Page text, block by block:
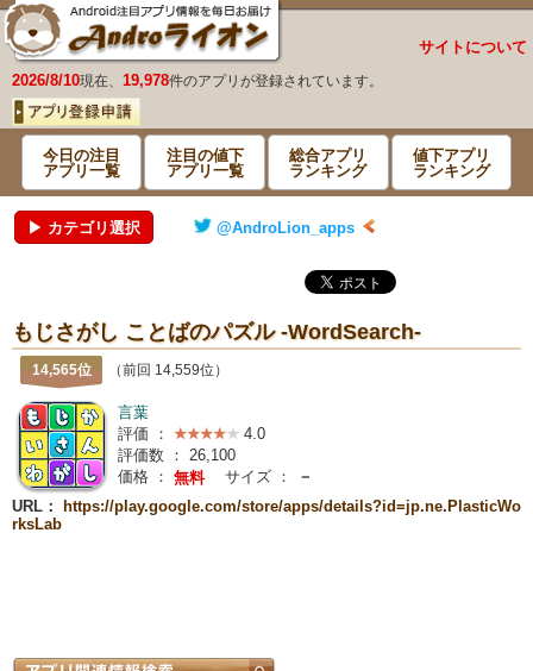
サイトについて
2026/8/10現在、 19,978件のアプリが登録されています。
今日の注目
アプリ一覧
注目の値下
アプリ一覧
総合アプリ
ランキング
値下アプリ
ランキング
▶ カテゴリ選択 @AndroLion_apps
もじさがし ことばのパズル -WordSearch-
14,565位 （前回 14,559位）
言葉
評価 ：
4.0
評価数 ： 26,100
価格 ： 無料 サイズ ：
－
URL：
https://play.google.com/store/apps/details?id=jp.ne.PlasticWo
rksLab